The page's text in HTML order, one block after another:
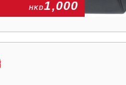
HKD1,000